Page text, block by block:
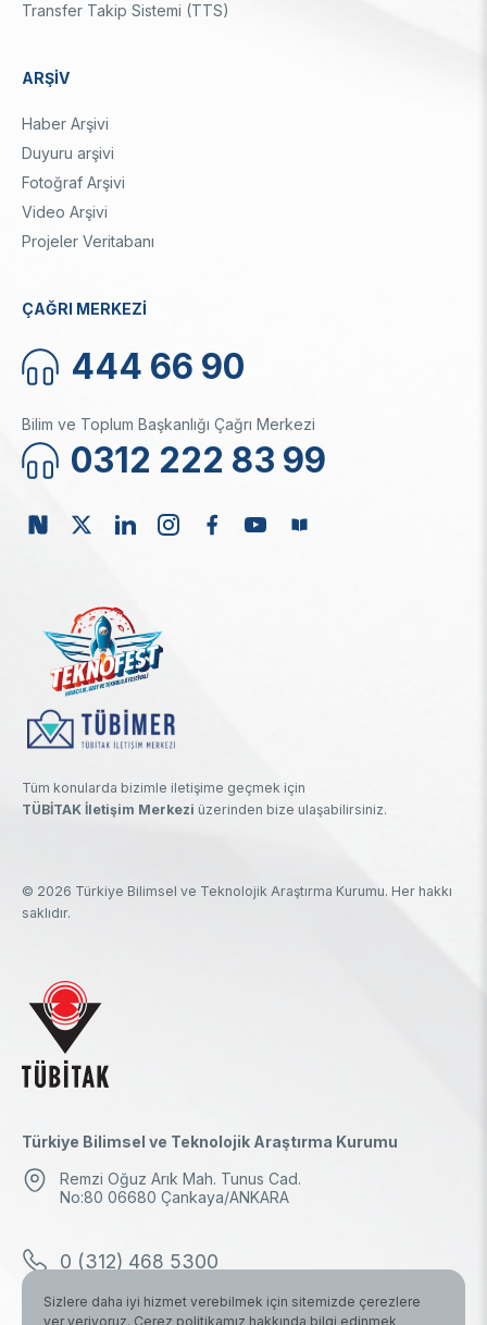
Transfer Takip Sistemi (TTS)
ARŞİV
Haber Arşivi
Duyuru arşivi
Fotoğraf Arşivi
Video Arşivi
Projeler Veritabanı
ÇAĞRI MERKEZİ
444 66 90
Bilim ve Toplum Başkanlığı Çağrı Merkezi
0312 222 83 99
Tüm konularda bizimle iletişime geçmek için
TÜBİTAK İletişim Merkezi üzerinden bize ulaşabilirsiniz.
© 2026 Türkiye Bilimsel ve Teknolojik Araştırma Kurumu. Her hakkı
saklıdır.
Türkiye Bilimsel ve Teknolojik Araştırma Kurumu
Remzi Oğuz Arık Mah. Tunus Cad.
No:80 06680 Çankaya/ANKARA
0 (312) 468 5300
0 (312) 298 1000
Sizlere daha iyi hizmet verebilmek için sitemizde çerezlere
yer veriyoruz. Çerez politikamız hakkında bilgi edinmek